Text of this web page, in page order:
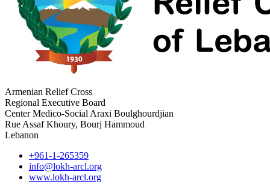
Armenian Relief Cross
Regional Executive Board
Center Medico-Social Araxi Boulghourdjian
Rue Assaf Khoury, Bourj Hammoud
Lebanon
+961-1-265359
info@lokh-arcl.org
www.lokh-arcl.org